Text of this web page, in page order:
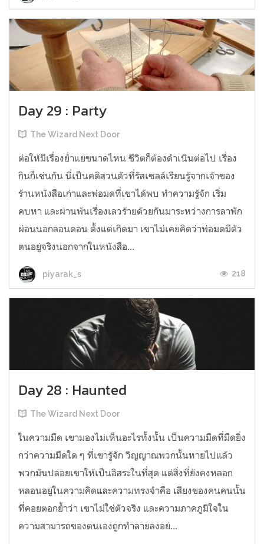
Day 29 : Party
The Wizard Next Door
ต่อให้มีเรื่องย่ำแย่ขนาดไหน ชีวิตก็ต้องดำเนินต่อไป เรื่อง
กินก็เช่นกัน นี่เป็นคติส่วนตัวที่รัสเซลล์เรียนรู้จากเจ้าของ
ร้านหนังสือเก่าและพ่อมดที่เขาได้พบ ทำความรู้จัก เริ่ม
คบหา และผ่านพ้นเรื่องเลวร้ายด้วยกันมาระหว่างการลาพัก
ผ่อนนอกลอนดอน ตั้งแต่เกิดมา เขาไม่เคยคิดว่าพ่อมดมีตัว
ตนอยู่จริงนอกจากในหนังสือ...
piyarak_s 218
Day 28 : Haunted
The Wizard Next Door
ในความมืด เขามองไม่เห็นอะไรทั้งนั้น เป็นความมืดที่มืดยิ่ง
กว่าความมืดใด ๆ ที่เขารู้จัก วิญญาณพวกนั้นหายไปแล้ว
พวกมันปล่อยเขาให้เป็นอิสระในที่สุด แต่สิ่งที่ยังคงหลอก
หลอนอยู่ในความคิดและความทรงจำคือ เสียงของคนคนนั้น
ที่คอยตอกย้ำว่า เขาไม่ใช่ตัวจริง และความภาคภูมิใจใน
ความสามารถของตนเองถูกทำลายลงอย่...